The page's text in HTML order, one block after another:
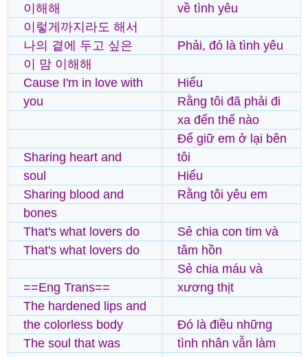
이해해
이렇게까지라도 해서
나의 곁에 두고 싶은
이 맘 이해해
Cause I'm in love with
you
Sharing heart and
soul
Sharing blood and
bones
That's what lovers do
That's what lovers do
==Eng Trans==
The hardened lips and
the colorless body
The soul that was
về tình yêu
Phải, đó là tình yêu
Hiểu
Rằng tôi đã phải đi
xa đến thế nào
Để giữ em ở lại bên
tôi
Hiểu
Rằng tôi yêu em
Sẻ chia con tim và
tâm hồn
Sẻ chia máu và
xương thịt
Đó là điều những
tình nhân vẫn làm